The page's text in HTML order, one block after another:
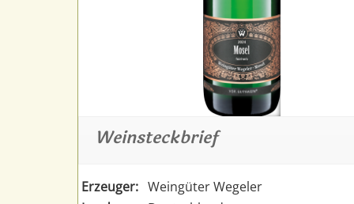
Weinsteckbrief
Erzeuger: Weingüter Wegeler